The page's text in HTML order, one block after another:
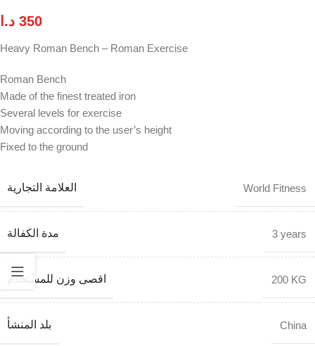
350 د.ا
Heavy Roman Bench – Roman Exercise
Roman Bench
Made of the finest treated iron
Several levels for exercise
Moving according to the user’s height
Fixed to the ground
العلامة التجارية World Fitness
مدة الكفالة 3 years
اقصى وزن للمستخدم 200 KG
بلد المنشأ China